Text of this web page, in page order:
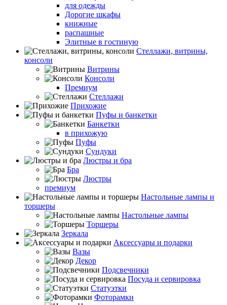
для одежды
Дорогие шкафы
книжные
распашные
Элитные в гостиную
Стеллажи, витрины,
консоли
Витрины
Консоли
Премиум
Стеллажи
Прихожие
Пуфы и банкетки
Банкетки
в прихожую
Пуфы
Сундуки
Люстры и бра
Бра
Люстры
премиум
Настольные лампы и
торшеры
Настольные лампы
Торшеры
Зеркала
Аксессуары и подарки
Вазы
Декор
Подсвечники
Посуда и сервировка
Статуэтки
Фоторамки